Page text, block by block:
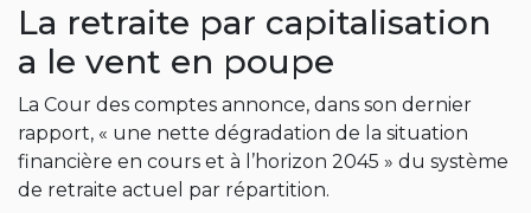
La retraite par capitalisation
a le vent en poupe
La Cour des comptes annonce, dans son dernier
rapport, « une nette dégradation de la situation
financière en cours et à l’horizon 2045 » du système
de retraite actuel par répartition.